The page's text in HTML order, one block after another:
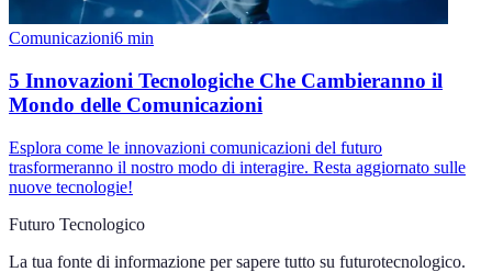
Comunicazioni6 min
5 Innovazioni Tecnologiche Che Cambieranno il
Mondo delle Comunicazioni
Esplora come le innovazioni comunicazioni del futuro
trasformeranno il nostro modo di interagire. Resta aggiornato sulle
nuove tecnologie!
Futuro Tecnologico
La tua fonte di informazione per sapere tutto su futurotecnologico.